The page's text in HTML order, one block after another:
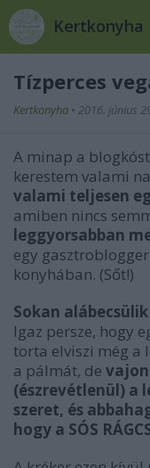
Kertkonyha
Tízperces
Kertkonyha • 2016. június
A minap a
kerestem valami
valami teljesen
amiben nincs
leggyorsabban
egy
konyhában. (Sőt!)
Sokan
Igaz persze, hogy
torta elviszi még a
a pálmát, de
(észrevétlenül) a
szeret, és
hogy a SÓS